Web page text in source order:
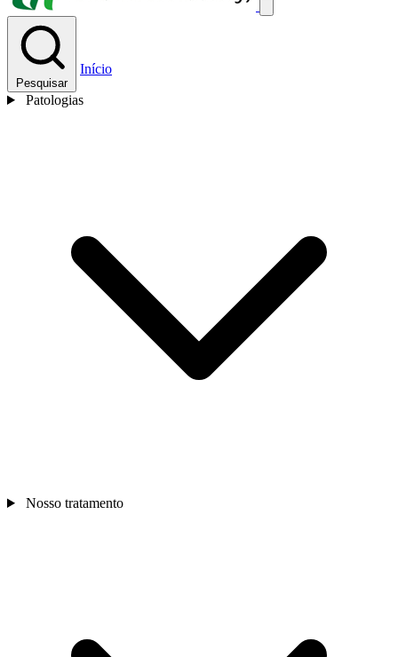
Pesquisar
Início
Patologias
Nosso tratamento